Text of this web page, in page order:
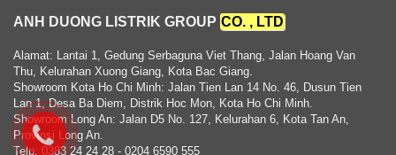
ANH DUONG LISTRIK GROUP CO. , LTD
Alamat: Lantai 1, Gedung Serbaguna Viet Thang, Jalan Hoang Van
Thu, Kelurahan Xuong Giang, Kota Bac Giang.
Showroom Kota Ho Chi Minh: Jalan Tien Lan 14 No. 46, Dusun Tien
Lan 1, Desa Ba Diem, Distrik Hoc Mon, Kota Ho Chi Minh.
Showroom Long An: Jalan D5 No. 127, Kelurahan 6, Kota Tan An,
Provinsi Long An.
Telp: 0383 24 24 28 - 0204 6590 555